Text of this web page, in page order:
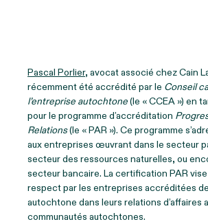
Pascal Porlier, avocat associé chez Cain
récemment été accrédité par le Conseil
l’entreprise autochtone(le « CCEA ») en
pour le programme d’accréditation
Relations(le « PAR »). Ce programme
aux entreprises œuvrant dans le secteur
secteur des ressources naturelles, ou
secteur bancaire. La certification PAR
respect par les entreprises accréditées
autochtone dans leurs relations d’affaires
communautés autochtones.